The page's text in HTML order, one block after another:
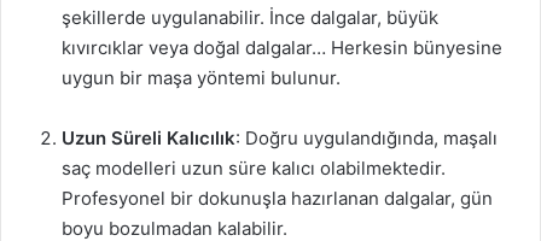
şekillerde uygulanabilir. İnce dalgalar, büyük
kıvırcıklar veya doğal dalgalar… Herkesin bünyesine
uygun bir maşa yöntemi bulunur.
Uzun Süreli Kalıcılık: Doğru uygulandığında, maşalı
saç modelleri uzun süre kalıcı olabilmektedir.
Profesyonel bir dokunuşla hazırlanan dalgalar, gün
boyu bozulmadan kalabilir.